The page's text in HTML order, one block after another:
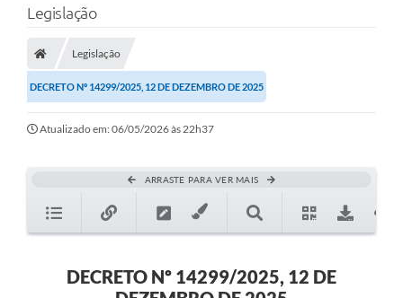
Legislação
Legislação
DECRETO Nº 14299/2025, 12 DE DEZEMBRO DE 2025
Atualizado em: 06/05/2026 às 22h37
ARRASTE PARA VER MAIS
DECRETO Nº 14299/2025, 12 DE